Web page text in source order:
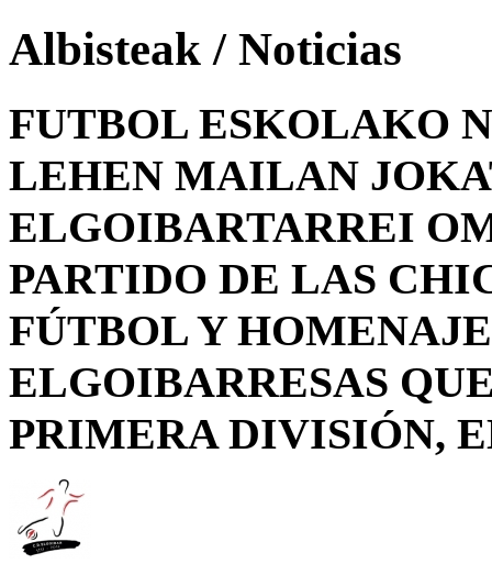
Albisteak / Noticias
FUTBOL ESKOLAKO
LEHEN MAILAN
ELGOIBARTARREI
PARTIDO DE LAS
FÚTBOL Y
ELGOIBARRESAS
PRIMERA DIVISIÓN,